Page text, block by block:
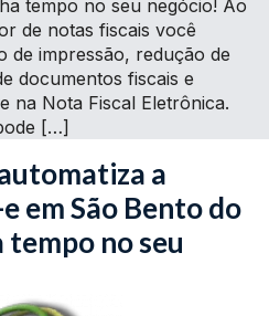
tempo no seu negócio! Ao
de notas fiscais você
de impressão, redução de
documentos fiscais e
na Nota Fiscal Eletrônica.
[…]
a
em São Bento do
tempo no seu